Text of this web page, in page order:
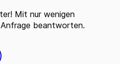
Mit nur wenigen
beantworten.